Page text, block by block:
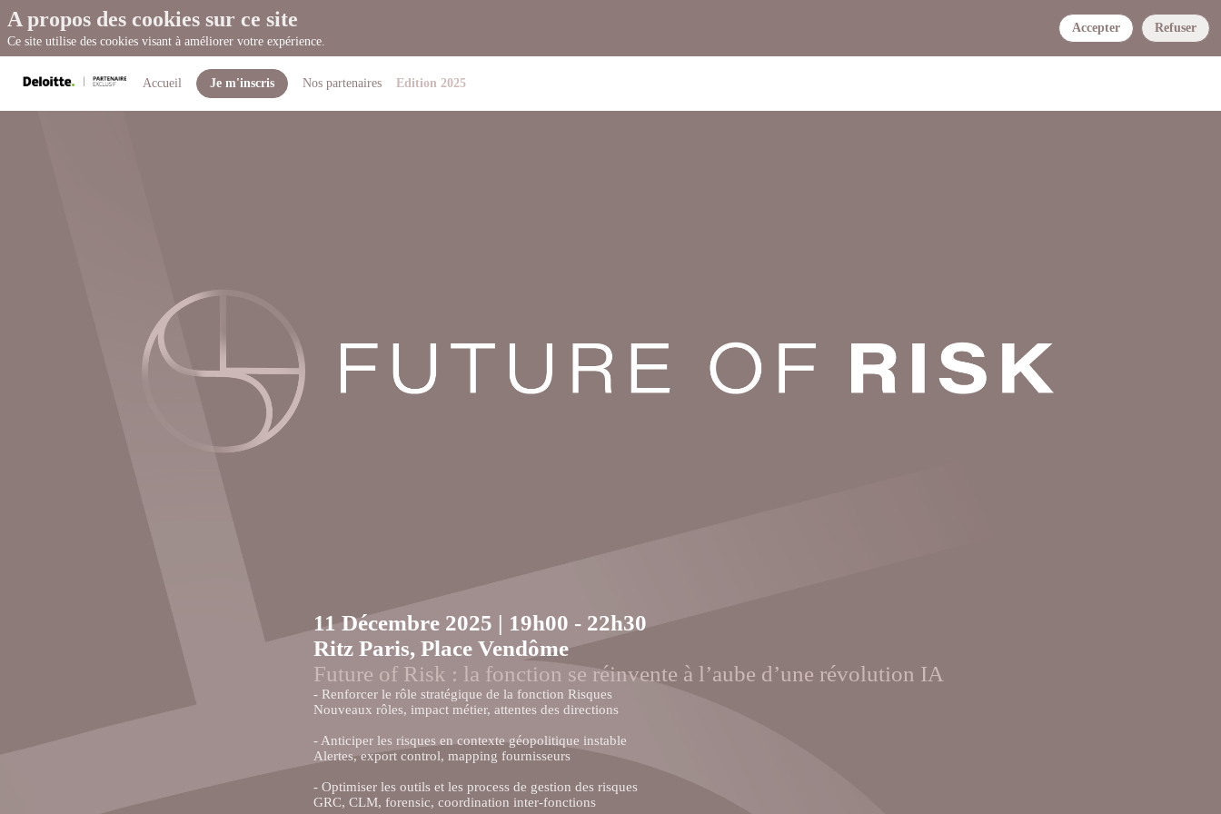
Accueil Je m'inscris Nos partenaires Edition 2025
11 Décembre 2025 | 19h00 - 22h30
Ritz Paris, Place Vendôme
Future of Risk : la fonction se réinvente à l’aube d’une révolution IA
- Renforcer le rôle stratégique de la fonction Risques
Nouveaux rôles, impact métier, attentes des directions
- Anticiper les risques en contexte géopolitique instable
Alertes, export control, mapping fournisseurs
- Optimiser les outils et les process de gestion des risques
GRC, CLM, forensic, coordination inter-fonctions
A propos des cookies sur ce site
Ce site utilise des cookies visant à améliorer votre expérience.
Accepter Refuser